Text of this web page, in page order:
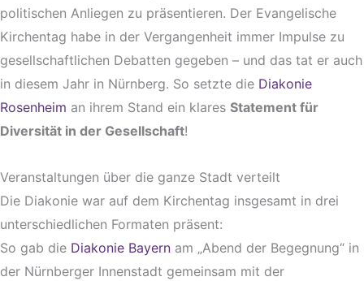
politischen Anliegen zu präsentieren. Der Evangelische
Kirchentag habe in der Vergangenheit immer Impulse zu
gesellschaftlichen Debatten gegeben – und das tat er auch
in diesem Jahr in Nürnberg. So setzte die Diakonie
Rosenheim an ihrem Stand ein klares Statement für
Diversität in der Gesellschaft!
Veranstaltungen über die ganze Stadt verteilt
Die Diakonie war auf dem Kirchentag insgesamt in drei
unterschiedlichen Formaten präsent:
So gab die Diakonie Bayern am „Abend der Begegnung“ in
der Nürnberger Innenstadt gemeinsam mit der